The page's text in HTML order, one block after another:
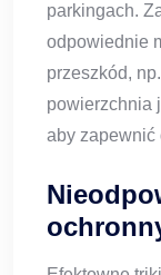
parkingach.
odpowiednie
przeszkód,
powierzchnia
aby zapewnić